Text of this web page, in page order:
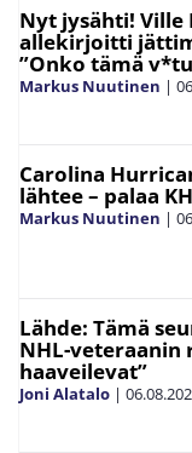
Nyt jysähti! Ville
allekirjoitti
”Onko tämä
Markus Nuutinen |
Carolina
lähtee – palaa
Markus Nuutinen |
Lähde: Tämä
NHL-veteraanin
haaveilevat”
Joni Alatalo |